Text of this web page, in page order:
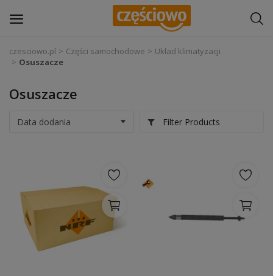
Zaloguj się
Zarejestruj
Wyposażenie i akcesoria samochodowe
Narzędzia i sprzęt warsztatowy
Chemia
Opony i felgi
czesciowo.pl Części samochodowe
Układ klimatyzacji
Osuszacze
Osuszacze
Filter Products